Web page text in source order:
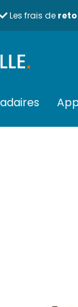
Les frais de